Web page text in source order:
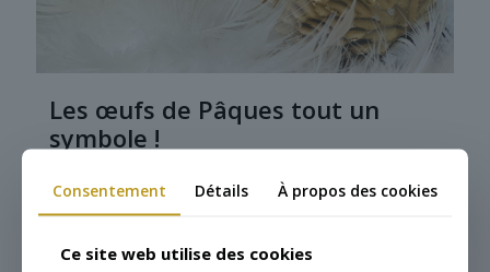
Les œufs de Pâques tout un
symbole !
Consentement Détails À propos des cookies
Ce site web utilise des cookies